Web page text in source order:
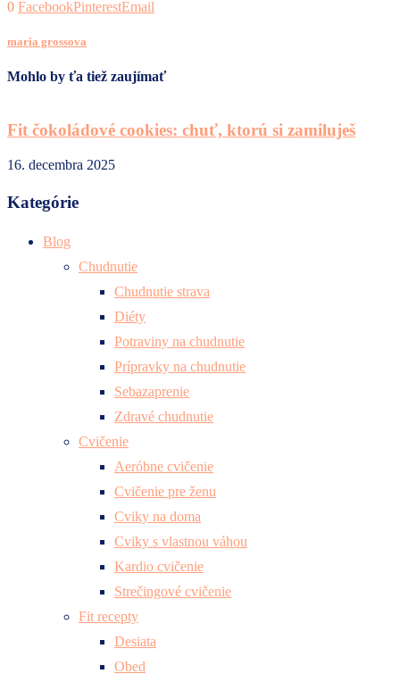
0 FacebookPinterestEmail
maria grossova
Mohlo by ťa tiež zaujímať
Fit čokoládové cookies: chuť, ktorú si zamiluješ
16. decembra 2025
Kategórie
Blog
Chudnutie
Chudnutie strava
Diéty
Potraviny na chudnutie
Prípravky na chudnutie
Sebazaprenie
Zdravé chudnutie
Cvičenie
Aeróbne cvičenie
Cvičenie pre ženu
Cviky na doma
Cviky s vlastnou váhou
Kardio cvičenie
Strečingové cvičenie
Fit recepty
Desiata
Obed